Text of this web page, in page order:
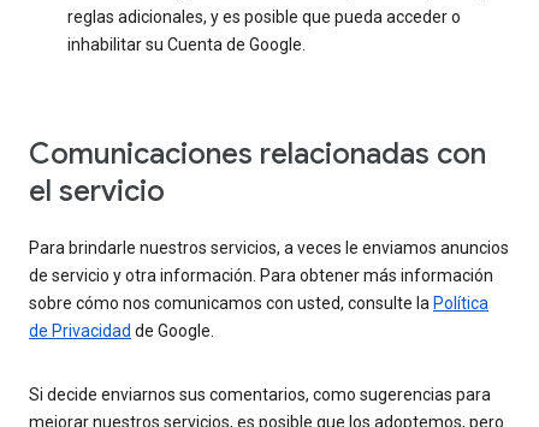
reglas adicionales, y es posible que pueda acceder o
inhabilitar su Cuenta de Google.
Comunicaciones relacionadas con
el servicio
Para brindarle nuestros servicios, a veces le enviamos anuncios
de servicio y otra información. Para obtener más información
sobre cómo nos comunicamos con usted, consulte la Política
de Privacidad de Google.
Si decide enviarnos sus comentarios, como sugerencias para
mejorar nuestros servicios, es posible que los adoptemos, pero